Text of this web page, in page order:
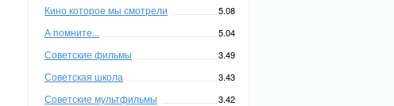
Кино которое мы смотрели 5.08
А помните... 5.04
Советские фильмы 3.49
Советская школа 3.43
Советские мультфильмы 3.42